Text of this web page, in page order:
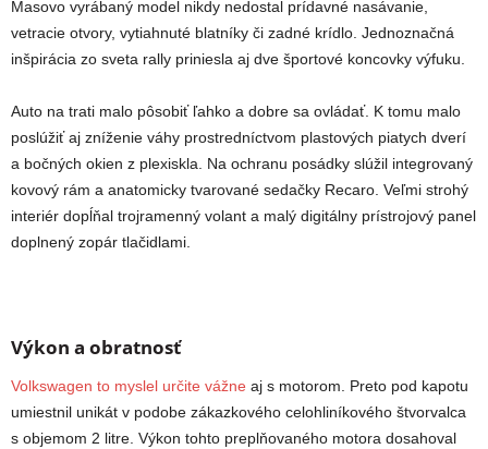
Masovo vyrábaný model nikdy nedostal prídavné nasávanie,
vetracie otvory, vytiahnuté blatníky či zadné krídlo. Jednoznačná
inšpirácia zo sveta rally priniesla aj dve športové koncovky výfuku.
Auto na trati malo pôsobiť ľahko a dobre sa ovládať. K tomu malo
poslúžiť aj zníženie váhy prostredníctvom plastových piatych dverí
a bočných okien z plexiskla. Na ochranu posádky slúžil integrovaný
kovový rám a anatomicky tvarované sedačky Recaro. Veľmi strohý
interiér dopĺňal trojramenný volant a malý digitálny prístrojový panel
doplnený zopár tlačidlami.
Výkon a obratnosť
Volkswagen to myslel určite vážne aj s motorom. Preto pod kapotu
umiestnil unikát v podobe zákazkového celohliníkového štvorvalca
s objemom 2 litre. Výkon tohto preplňovaného motora dosahoval